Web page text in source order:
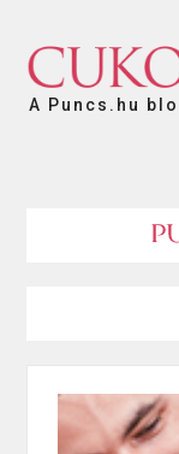
A Puncs.hu